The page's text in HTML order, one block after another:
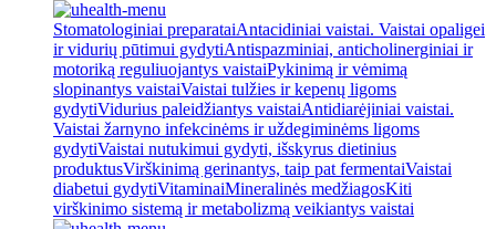
Stomatologiniai preparataiAntacidiniai vaistai. Vaistai opaligei
ir vidurių pūtimui gydytiAntispazminiai, anticholinerginiai ir
motoriką reguliuojantys vaistaiPykinimą ir vėmimą
slopinantys vaistaiVaistai tulžies ir kepenų ligoms
gydytiVidurius paleidžiantys vaistaiAntidiarėjiniai vaistai.
Vaistai žarnyno infekcinėms ir uždegiminėms ligoms
gydytiVaistai nutukimui gydyti, išskyrus dietinius
produktusVirškinimą gerinantys, taip pat fermentaiVaistai
diabetui gydytiVitaminaiMineralinės medžiagosKiti
virškinimo sistemą ir metabolizmą veikiantys vaistai